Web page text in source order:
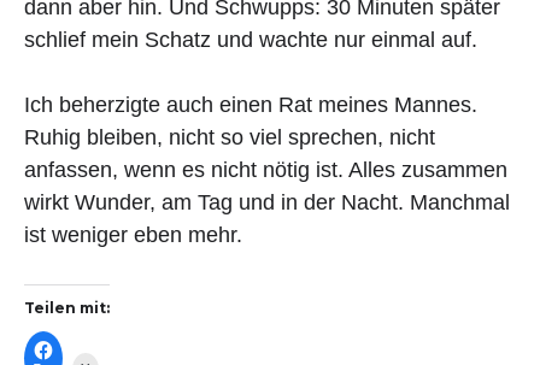
dann aber hin. Und Schwupps: 30 Minuten später
schlief mein Schatz und wachte nur einmal auf.
Ich beherzigte auch einen Rat meines Mannes.
Ruhig bleiben, nicht so viel sprechen, nicht
anfassen, wenn es nicht nötig ist. Alles zusammen
wirkt Wunder, am Tag und in der Nacht. Manchmal
ist weniger eben mehr.
Teilen mit: